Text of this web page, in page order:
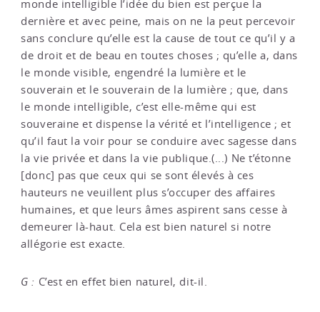
monde intelligible l’idée du bien est perçue la
dernière et avec peine, mais on ne la peut percevoir
sans conclure qu’elle est la cause de tout ce qu’il y a
de droit et de beau en toutes choses ; qu’elle a, dans
le monde visible, engendré la lumière et le
souverain et le souverain de la lumière ; que, dans
le monde intelligible, c’est elle-même qui est
souveraine et dispense la vérité et l’intelligence ; et
qu’il faut la voir pour se conduire avec sagesse dans
la vie privée et dans la vie publique.(...) Ne t’étonne
[donc] pas que ceux qui se sont élevés à ces
hauteurs ne veuillent plus s’occuper des affaires
humaines, et que leurs âmes aspirent sans cesse à
demeurer là-haut. Cela est bien naturel si notre
allégorie est exacte.
G : C’est en effet bien naturel, dit-il.